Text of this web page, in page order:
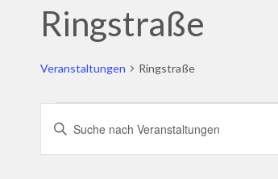
Ringstraße
Veranstaltungen Ringstraße
Veranstaltungen
Veranstaltungen
Suche
Bitte
Schlüsselwort